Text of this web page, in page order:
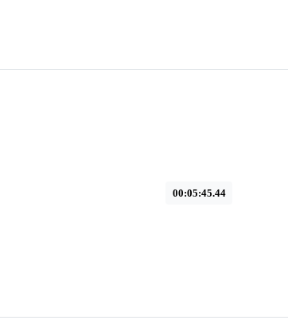
00:05:45.44